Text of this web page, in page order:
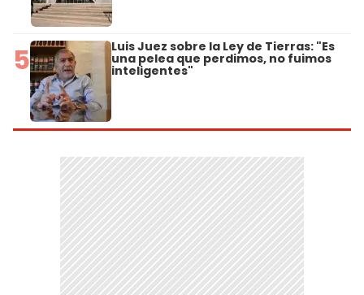
5 Luis Juez sobre la Ley de Tierras: "Es
una pelea que perdimos, no fuimos
inteligentes"